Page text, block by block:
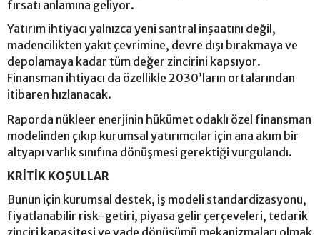
fırsatı anlamına geliyor.
Yatırım ihtiyacı yalnızca yeni santral inşaatını değil,
madencilikten yakıt çevrimine, devre dışı bırakmaya ve
depolamaya kadar tüm değer zincirini kapsıyor.
Finansman ihtiyacı da özellikle 2030’ların ortalarından
itibaren hızlanacak.
Raporda nükleer enerjinin hükümet odaklı özel finansman
modelinden çıkıp kurumsal yatırımcılar için ana akım bir
altyapı varlık sınıfına dönüşmesi gerektiği vurgulandı.
KRİTİK KOŞULLAR
Bunun için kurumsal destek, iş modeli standardizasyonu,
fiyatlanabilir risk-getiri, piyasa gelir çerçeveleri, tedarik